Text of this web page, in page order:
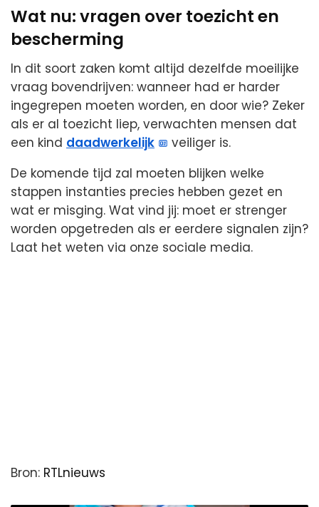
Wat nu: vragen over toezicht en
bescherming
In dit soort zaken komt altijd dezelfde moeilijke
vraag bovendrijven: wanneer had er harder
ingegrepen moeten worden, en door wie? Zeker
als er al toezicht liep, verwachten mensen dat
een kind daadwerkelijk
veiliger is.
De komende tijd zal moeten blijken welke
stappen instanties precies hebben gezet en
wat er misging. Wat vind jij: moet er strenger
worden opgetreden als er eerdere signalen zijn?
Laat het weten via onze sociale media.
Bron: RTLnieuws